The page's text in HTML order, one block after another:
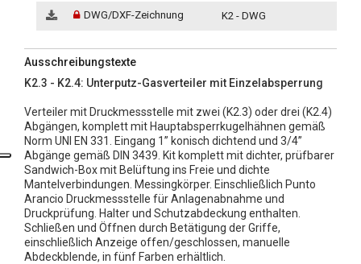
DWG/DXF-Zeichnung K2 - DWG
Ausschreibungstexte
K2.3 - K2.4: Unterputz-Gasverteiler mit Einzelabsperrung
Verteiler mit Druckmessstelle mit zwei (K2.3) oder drei (K2.4)
Abgängen, komplett mit Hauptabsperrkugelhähnen gemäß
Norm UNI EN 331. Eingang 1” konisch dichtend und 3/4”
Abgänge gemäß DIN 3439. Kit komplett mit dichter, prüfbarer
Sandwich-Box mit Belüftung ins Freie und dichte
Mantelverbindungen. Messingkörper. Einschließlich Punto
Arancio Druckmessstelle für Anlagenabnahme und
Druckprüfung. Halter und Schutzabdeckung enthalten.
Schließen und Öffnen durch Betätigung der Griffe,
einschließlich Anzeige offen/geschlossen, manuelle
Abdeckblende, in fünf Farben erhältlich.